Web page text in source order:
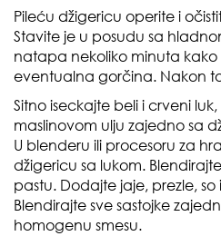
Pileću džigericu operite i
Stavite je u posudu sa
natapa nekoliko minuta kako
eventualna gorčina. Nakon
Sitno iseckajte beli i crveni
maslinovom ulju zajedno sa
U blenderu ili procesoru za
džigericu sa lukom.
pastu. Dodajte jaje, prezle,
Blendirajte sve sastojke
homogenu smesu.